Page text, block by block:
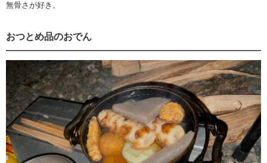
無骨さが好き。
おつとめ品のおでん